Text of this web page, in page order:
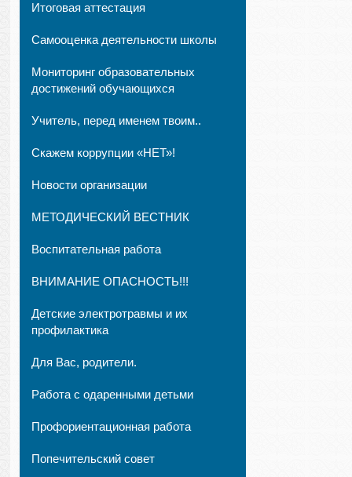
Итоговая аттестация
Самооценка деятельности школы
Мониторинг образовательных
достижений обучающихся
Учитель, перед именем твоим..
Скажем коррупции «НЕТ»!
Новости организации
МЕТОДИЧЕСКИЙ ВЕСТНИК
Воспитательная работа
ВНИМАНИЕ ОПАСНОСТЬ!!!
Детские электротравмы и их
профилактика
Для Вас, родители.
Работа с одаренными детьми
Профориентационная работа
Попечительский совет